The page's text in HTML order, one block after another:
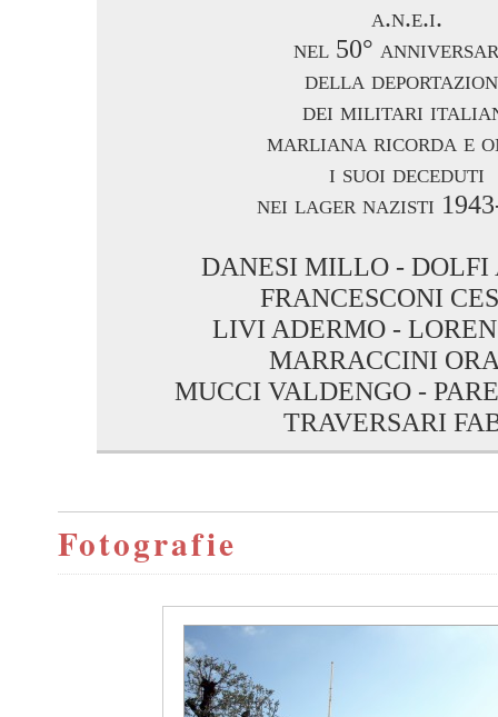
a.n.e.i.
nel 50°
della
dei militari
marliana ricorda e
i suoi deceduti
nei lager nazisti
DANESI MILLO - DOLFI
FRANCESCONI
LIVI ADERMO -
MARRACCINI
MUCCI VALDENGO -
TRAVERSARI
Fotografie